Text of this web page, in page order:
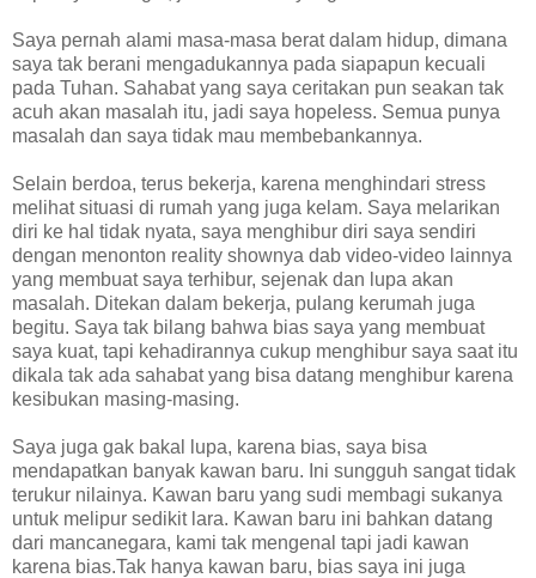
Saya pernah alami masa-masa berat dalam hidup, dimana
saya tak berani mengadukannya pada siapapun kecuali
pada Tuhan. Sahabat yang saya ceritakan pun seakan tak
acuh akan masalah itu, jadi saya hopeless. Semua punya
masalah dan saya tidak mau membebankannya.
Selain berdoa, terus bekerja, karena menghindari stress
melihat situasi di rumah yang juga kelam. Saya melarikan
diri ke hal tidak nyata, saya menghibur diri saya sendiri
dengan menonton reality shownya dab video-video lainnya
yang membuat saya terhibur, sejenak dan lupa akan
masalah. Ditekan dalam bekerja, pulang kerumah juga
begitu. Saya tak bilang bahwa bias saya yang membuat
saya kuat, tapi kehadirannya cukup menghibur saya saat itu
dikala tak ada sahabat yang bisa datang menghibur karena
kesibukan masing-masing.
Saya juga gak bakal lupa, karena bias, saya bisa
mendapatkan banyak kawan baru. Ini sungguh sangat tidak
terukur nilainya. Kawan baru yang sudi membagi sukanya
untuk melipur sedikit lara. Kawan baru ini bahkan datang
dari mancanegara, kami tak mengenal tapi jadi kawan
karena bias.Tak hanya kawan baru, bias saya ini juga